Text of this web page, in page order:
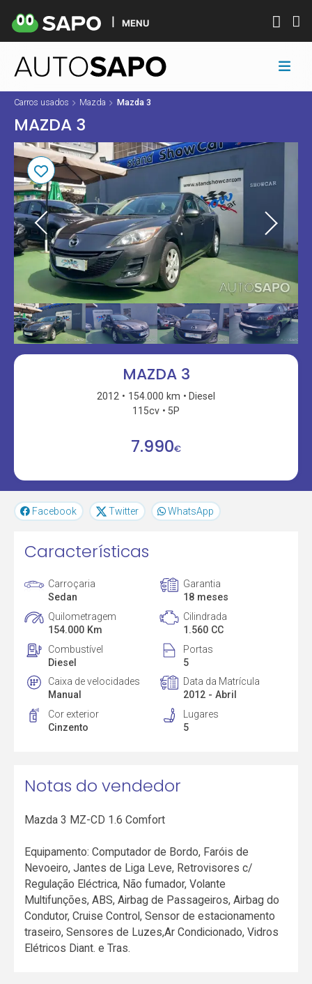
MENU
Carros usados Mazda Mazda 3
MAZDA 3
MAZDA 3
2012 154.000 km
Diesel
115cv
5P
7.990€
Facebook Twitter WhatsApp
Características
Carroçaria
Sedan
Garantia
18 meses
Quilometragem
154.000 Km
Cilindrada
1.560 CC
Combustível
Diesel
Portas
5
Caixa de velocidades
Manual
Data da Matrícula
2012 - Abril
Cor exterior
Cinzento
Lugares
5
Notas do vendedor
Mazda 3 MZ-CD 1.6 Comfort
Equipamento: Computador de Bordo, Faróis de
Nevoeiro, Jantes de Liga Leve, Retrovisores c/
Regulação Eléctrica, Não fumador, Volante
Multifunções, ABS, Airbag de Passageiros, Airbag do
Condutor, Cruise Control, Sensor de estacionamento
traseiro, Sensores de Luzes,Ar Condicionado, Vidros
Elétricos Diant. e Tras.